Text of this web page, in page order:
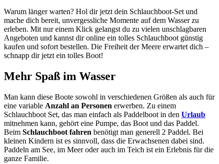
Warum länger warten? Hol dir jetzt dein Schlauchboot-Set und
mache dich bereit, unvergessliche Momente auf dem Wasser zu
erleben. Mit nur einem Klick gelangst du zu vielen unschlagbaren
Angeboten und kannst dir online ein tolles Schlauchboot günstig
kaufen und sofort bestellen. Die Freiheit der Meere erwartet dich –
schnapp dir jetzt ein tolles Boot!
Mehr Spaß im Wasser
Man kann diese Boote sowohl in verschiedenen Größen als auch für
eine variable Anzahl an Personen erwerben. Zu einem
Schlauchboot Set, das man einfach als Paddelboot in den Urlaub
mitnehmen kann, gehört eine Pumpe, das Boot und das Paddel.
Beim Schlauchboot fahren benötigt man generell 2 Paddel. Bei
kleinen Kindern ist es sinnvoll, dass die Erwachsenen dabei sind.
Paddeln am See, im Meer oder auch im Teich ist ein Erlebnis für die
ganze Familie.